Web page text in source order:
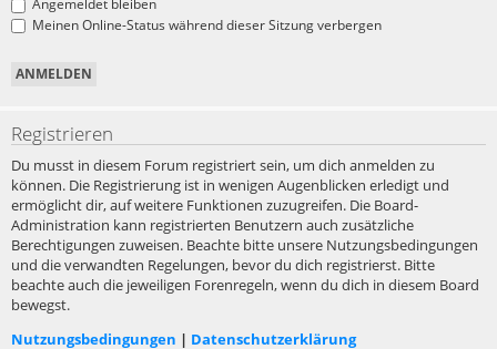
Angemeldet bleiben
Meinen Online-Status während dieser Sitzung verbergen
Registrieren
Du musst in diesem Forum registriert sein, um dich anmelden zu
können. Die Registrierung ist in wenigen Augenblicken erledigt und
ermöglicht dir, auf weitere Funktionen zuzugreifen. Die Board-
Administration kann registrierten Benutzern auch zusätzliche
Berechtigungen zuweisen. Beachte bitte unsere Nutzungsbedingungen
und die verwandten Regelungen, bevor du dich registrierst. Bitte
beachte auch die jeweiligen Forenregeln, wenn du dich in diesem Board
bewegst.
Nutzungsbedingungen | Datenschutzerklärung